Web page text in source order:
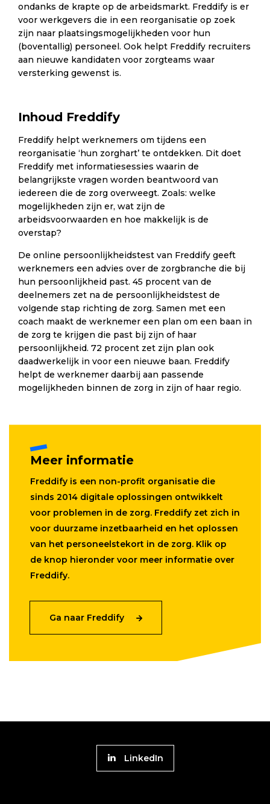
ondanks de krapte op de arbeidsmarkt. Freddify is er
voor werkgevers die in een reorganisatie op zoek
zijn naar plaatsingsmogelijkheden voor hun
(boventallig) personeel. Ook helpt Freddify recruiters
aan nieuwe kandidaten voor zorgteams waar
versterking gewenst is.
Inhoud Freddify
Freddify helpt werknemers om tijdens een
reorganisatie ‘hun zorghart’ te ontdekken. Dit doet
Freddify met informatiesessies waarin de
belangrijkste vragen worden beantwoord van
iedereen die de zorg overweegt. Zoals: welke
mogelijkheden zijn er, wat zijn de
arbeidsvoorwaarden en hoe makkelijk is de
overstap?
De online persoonlijkheidstest van Freddify geeft
werknemers een advies over de zorgbranche die bij
hun persoonlijkheid past. 45 procent van de
deelnemers zet na de persoonlijkheidstest de
volgende stap richting de zorg. Samen met een
coach maakt de werknemer een plan om een baan in
de zorg te krijgen die past bij zijn of haar
persoonlijkheid. 72 procent zet zijn plan ook
daadwerkelijk in voor een nieuwe baan. Freddify
helpt de werknemer daarbij aan passende
mogelijkheden binnen de zorg in zijn of haar regio.
Meer informatie
Freddify is een non-profit organisatie die
sinds 2014 digitale oplossingen ontwikkelt
voor problemen in de zorg. Freddify zet zich in
voor duurzame inzetbaarheid en het oplossen
van het personeelstekort in de zorg. Klik op
de knop hieronder voor meer informatie over
Freddify.
Ga naar Freddify
Volg
Platform
LinkedIn